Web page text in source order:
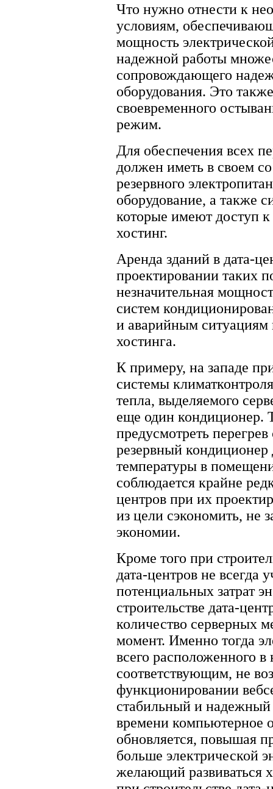
Что нужно отнести к
условиям,
мощность
надежной работы
сопровождающего
оборудования. Это
своевременного
режим.
Для обеспечения всех
должен иметь в своем
резервного
оборудование, а также
которые имеют доступ
хостинг.
Аренда зданий в дата-
проектировании таких
незначительная
систем
и аварийным ситуациям
хостинга.
К примеру, на западе
системы
тепла, выделяемого
еще один кондиционер.
предусмотреть
резервный
температуры в
соблюдается крайне
центров при их
из цели сэкономить, не
экономии.
Кроме того при
дата-центров не всегда
потенциальных затрат
строительстве дата-
количество серверных
момент. Именно тогда
всего расположенного в
соответствующим, не
функционировании
стабильный и надежный
времени компьютерное
обновляется, повышая
больше электрической
желающий развиваться